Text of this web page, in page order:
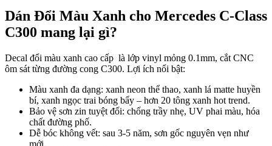
Dán Đổi Màu Xanh cho Mercedes C-Class
C300 mang lại gì?
Decal đổi màu xanh cao cấp là lớp vinyl mỏng 0.1mm, cắt CNC
ôm sát từng đường cong C300. Lợi ích nổi bật:
Màu xanh đa dạng: xanh neon thể thao, xanh lá matte huyền
bí, xanh ngọc trai bóng bẩy – hơn 20 tông xanh hot trend.
Bảo vệ sơn zin tuyệt đối: chống trầy nhẹ, UV phai màu, hóa
chất đường phố.
Dễ bóc không vết: sau 3-5 năm, sơn gốc nguyên vẹn như
mới.